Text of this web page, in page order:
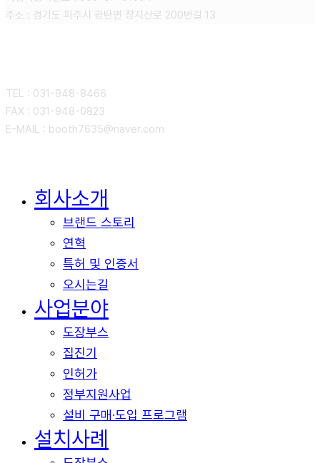
주소 : 경기도 파주시 광탄면 장지산로 200번길 13
TEL : 031-948-8466
FAX : 031-948-0823
E-MAIL : booth7635@naver.com
회사소개
브랜드 스토리
연혁
특허 및 인증서
오시는길
사업분야
도장부스
집진기
인허가
정부지원사업
설비 구매·도입 프로그램
설치사례